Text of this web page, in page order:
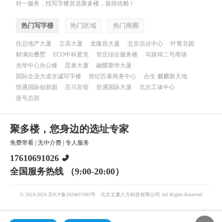
对一服务，找写字楼首选聚多楼，值得信赖！
热门写字楼 热门区域 热门商圈
住总地产大厦 立高大厦 龙隆昌大厦 北京信达中心
叶青北园
财满街叠墅
ECO中科爱克 管庄综合服务楼
马路得二号商场
光华中心办公楼
昆泰大厦
融耀新华大厦
国际企业大道京诚写字楼
世纪百泰商务中心
合生·麒麟新天地
恒通国际创新园
百川宾馆 世通国际大厦
北京工体中心
壹号总部
聚多楼，您身边的选址专家
免费带看 无中介费 专人服务
17610691026
全国服务热线 （9:00-20:00）
© 2023-2024 京ICP备2024057093号 北京丈量八方科技有限公司 All Rights Reserved